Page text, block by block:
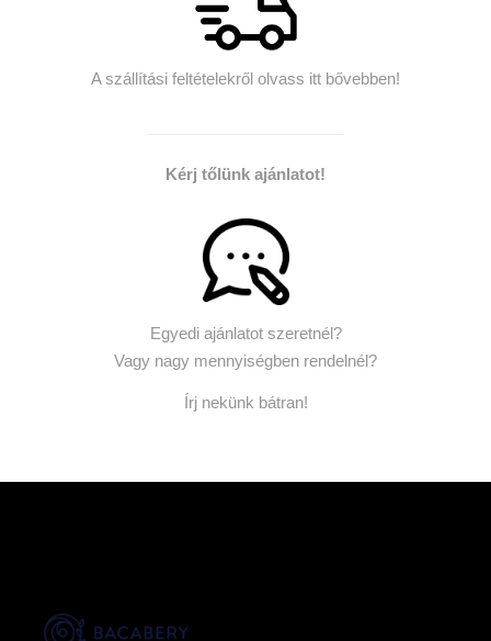
A szállítási feltételekről olvass itt bővebben!
Kérj tőlünk ajánlatot!
Egyedi ajánlatot szeretnél?
Vagy nagy mennyiségben rendelnél?
Írj nekünk bátran!